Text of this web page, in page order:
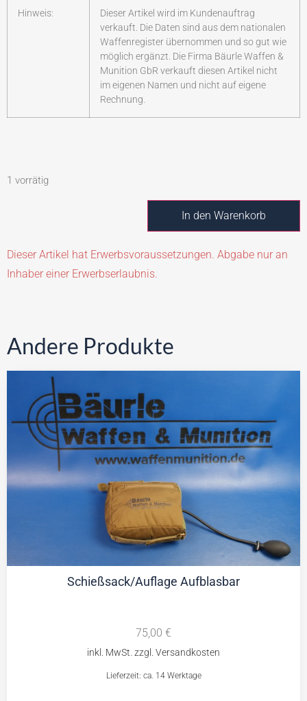
Hinweis:
Dieser Artikel wird im Kundenauftrag
verkauft. Die Daten sind aus dem nationalen
Waffenregister übernommen und so gut wie
möglich ergänzt. Die Firma Bäurle Waffen &
Munition GbR verkauft diesen Artikel nicht
im eigenen Namen und nicht auf eigene
Rechnung.
1 vorrätig
In den Warenkorb
Dieser Artikel hat Erwerbsvoraussetzungen. Abgabe nur an
Inhaber einer Erwerbserlaubnis.
Andere Produkte
Schießsack/Auflage Aufblasbar
75,00 €
Lieferzeit: ca. 14 Werktage